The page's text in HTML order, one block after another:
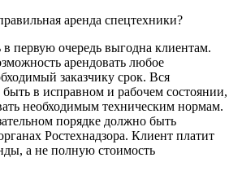
аренда спецтехники?
первую очередь выгодна клиентам.
арендовать любое
заказчику срок. Вся
в исправном и рабочем состоянии,
необходимым техническим нормам.
порядке должно быть
Ростехнадзора. Клиент платит
а не полную стоимость